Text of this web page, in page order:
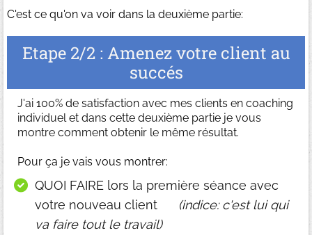
C'est ce qu'on va voir dans la deuxième partie:
Etape 2/2 : Amenez votre client au
succés
J'ai 100% de satisfaction avec mes clients en coaching
individuel et dans cette deuxième partie je vous
montre comment obtenir le même résultat.
Pour ça je vais vous montrer:
QUOI FAIRE lors la première séance avec
votre nouveau client (indice: c'est lui qui
va faire tout le travail)